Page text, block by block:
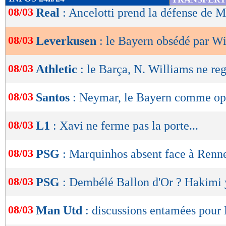
de
OK
08/03 Real : Ancelotti prend la défense de
08/03 Leverkusen : le Bayern obsédé par
08/03 Athletic : le Barça, N. Williams ne
08/03 Santos : Neymar, le Bayern comme
08/03 L1 : Xavi ne ferme pas la porte...
08/03 PSG : Marquinhos absent face à
08/03 PSG : Dembélé Ballon d'Or ? Hakimi
08/03 Man Utd : discussions entamées pour